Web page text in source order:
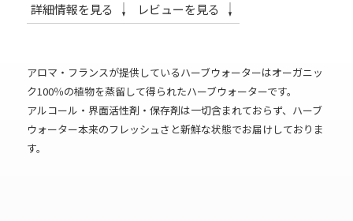
詳細情報を見る レビューを見る
アロマ・フランスが提供しているハーブウォーターはオーガニッ
ク100％の植物を蒸留して得られたハーブウォーターです。
アルコール・界面活性剤・保存剤は一切含まれておらず、ハーブ
ウォーター本来のフレッシュさと新鮮な状態でお届けしておりま
す。